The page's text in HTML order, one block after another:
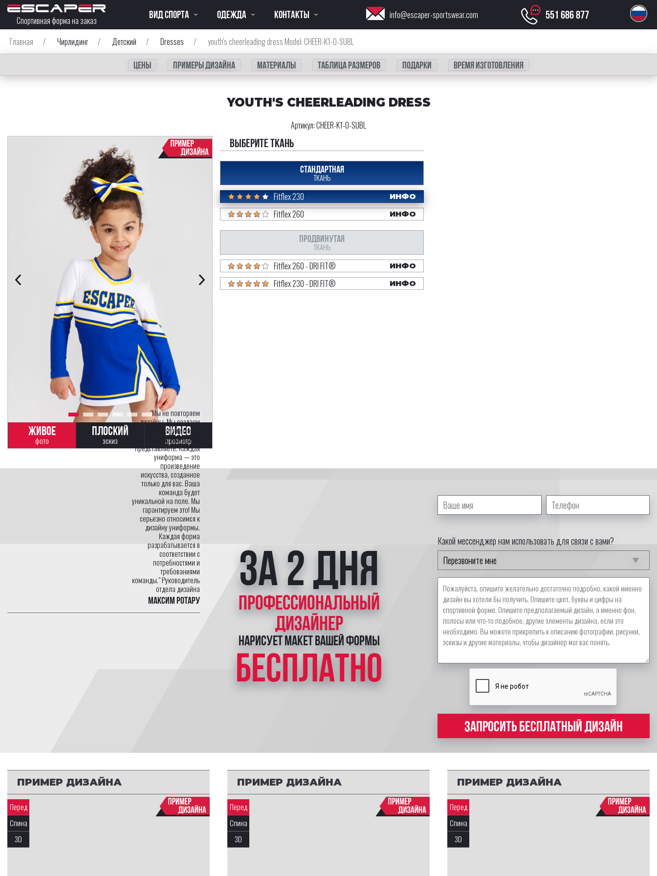
Спортивная форма на заказ ВИД СПОРТА ОДЕЖДА КОНТАКТЫ info@escaper-sportswear.com 551 686 877
Главная / Чирлидинг / Детский / Dresses / youth's cheerleading dress Model: CHEER-K1-0-SUBL
Цены Примеры дизайна Материалы Таблица размеров Подарки Время изготовления
YOUTH'S CHEERLEADING DRESS
Артикул:CHEER-K1-0-SUBL
ЖИВОЕ
фото
ПЛОСКИЙ
эскиз
ВИДЕО
просмотр
Выберите ткань
СТАНДАРТНАЯ
ТКАНЬ
Fitflex 230 ИНФО
Fitflex 260 ИНФО
ПРОДВИНУТАЯ
ТКАНЬ
Fitflex 260 - DRI FIT® ИНФО
Fitflex 230 - DRI FIT® ИНФО
"Мы не повторяем
дизайны. Мы создаем
вашу униформу с нуля
так, как вы ее себе
представляете. Каждая
униформа — это
произведение
искусства, созданное
только для вас. Ваша
команда будет
уникальной на поле. Мы
гарантируем это! Мы
серьезно относимся к
дизайну униформы.
Каждая форма
разрабатывается в
соответствии с
потребностями и
требованиями
команды." Руководитель
отдела дизайна
Максим Ротару
за 2 дня
профессиональный
дизайнер
нарисует макет вашей формы
БЕСПЛАТНО
Какой мессенджер нам использовать для связи с вами?
ЗАПРОСИТЬ БЕСПЛАТНЫЙ ДИЗАЙН
ПРИМЕР ДИЗАЙНА
Перед
Спина
3D
ПРИМЕР ДИЗАЙНА
Перед
Спина
3D
ПРИМЕР ДИЗАЙНА
Перед
Спина
3D